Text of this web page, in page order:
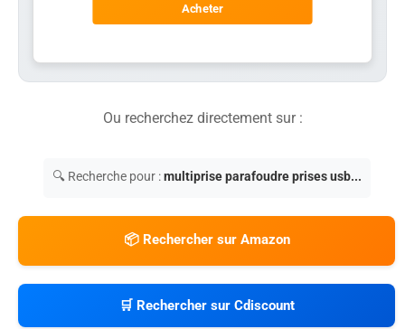
Acheter
Ou recherchez directement sur :
🔍 Recherche pour :multiprise parafoudre prises usb...
📦 Rechercher sur Amazon
🛒 Rechercher sur Cdiscount